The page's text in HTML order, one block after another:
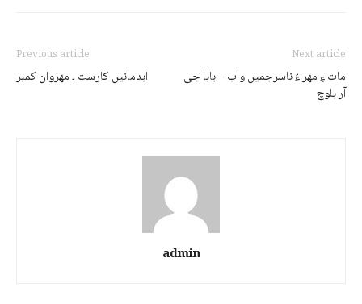
Previous article
ابدمانیں کارست ۔ مھروان کمبر
Next article
مات ءِ مھر ءُ ناسرجمیں واب – بابا جی
آر بلوچ
admin